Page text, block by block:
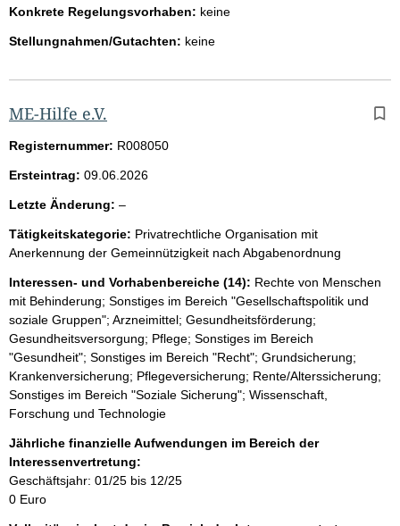
Konkrete Regelungsvorhaben: keine
Stellungnahmen/Gutachten: keine
ME-Hilfe e.V.
Registernummer: R008050
Ersteintrag: 09.06.2026
Letzte Änderung: –l
e
r
Tätigkeitskategorie: Privatrechtliche Organisation mit
Anerkennung der Gemeinnützigkeit nach Abgabenordnung
Interessen- und Vorhabenbereiche (14): Rechte von Menschen
mit Behinderung; Sonstiges im Bereich "Gesellschaftspolitik und
soziale Gruppen"; Arzneimittel; Gesundheitsförderung;
Gesundheitsversorgung; Pflege; Sonstiges im Bereich
"Gesundheit"; Sonstiges im Bereich "Recht"; Grundsicherung;
Krankenversicherung; Pflegeversicherung; Rente/Alterssicherung;
Sonstiges im Bereich "Soziale Sicherung"; Wissenschaft,
Forschung und Technologie
Jährliche finanzielle Aufwendungen im Bereich der
Interessenvertretung:
Geschäftsjahr: 01/25 bis 12/25
0 Euro